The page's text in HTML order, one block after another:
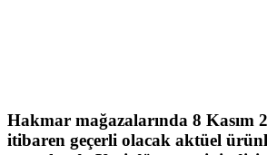
Hakmar mağazalarında 8 Kasım
itibaren geçerli olacak aktüel